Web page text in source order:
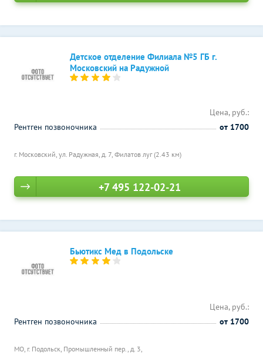
Детское отделение Филиала №5 ГБ г.
Московский на Радужной
г. Московский, ул. Радужная, д. 7, Филатов луг (2.43 км)
Цена, руб.:
Рентген позвоночника
от 1700
+7 495 122-02-21
Бьютикс Мед в Подольске
МО, г. Подольск, Промышленный пер., д. 3,
Цена, руб.:
Рентген позвоночника
от 1700